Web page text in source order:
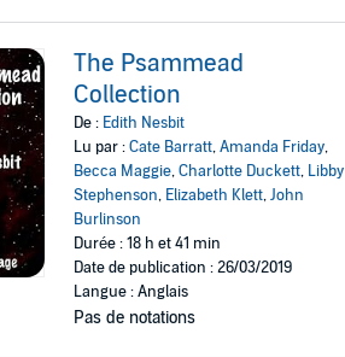
The Psammead
Collection
De : Edith Nesbit
Lu par :Cate Barratt,Amanda Friday,
Becca Maggie,Charlotte Duckett, Libby
Stephenson, Elizabeth Klett,John
Burlinson
Durée : 18 h et 41 min
Date de publication : 26/03/2019
Langue : Anglais
Pas de notations